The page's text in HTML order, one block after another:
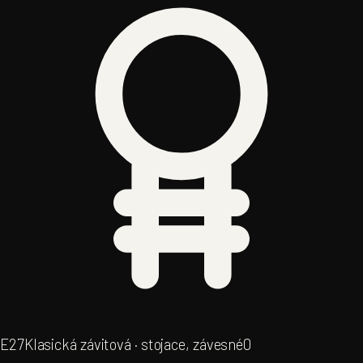
E27Klasická závitová · stojace, závesné0